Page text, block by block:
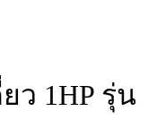
ว 1HP รุ่น